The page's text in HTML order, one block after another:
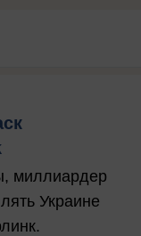
миллиардер
Украине